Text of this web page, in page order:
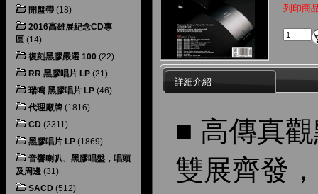
開盤帶 (18)
2016高雄展紀念CD專
區 (14)
復刻黑膠嚴選 100 (22)
RR 黑膠唱片 LP (21)
瑞鳴 黑膠唱片 LP (46)
代理廠牌 (1816)
CD (2311)
黑膠唱片 LP (1869)
音響喇叭、黑膠唱盤，唱頭
及周邊 (31)
SACD (512)
列印商
詳細介紹
■ 高傳真
雙展齊發